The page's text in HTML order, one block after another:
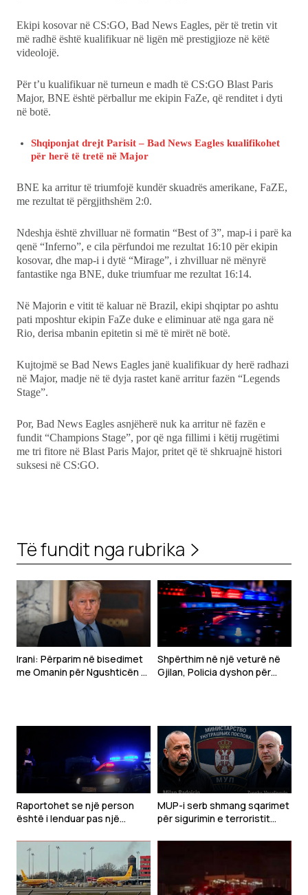
Ekipi kosovar në CS:GO, Bad News Eagles, për të tretin vit
më radhë është kualifikuar në ligën më prestigjioze në këtë
videolojë.
Për t’u kualifikuar në turneun e madh të CS:GO Blast Paris
Major, BNE është përballur me ekipin FaZe, që renditet i dyti
në botë.
Shqiponjat drejt Parisit – Bad News Eagles kualifikohet
për herë të tretë në Major
BNE ka arritur të triumfojë kundër skuadrës amerikane, FaZE,
me rezultat të përgjithshëm 2:0.
Ndeshja është zhvilluar në formatin “Best of 3”, map-i i parë ka
qenë “Inferno”, e cila përfundoi me rezultat 16:10 për ekipin
kosovar, dhe map-i i dytë “Mirage”, i zhvilluar në mënyrë
fantastike nga BNE, duke triumfuar me rezultat 16:14.
Në Majorin e vitit të kaluar në Brazil, ekipi shqiptar po ashtu
pati mposhtur ekipin FaZe duke e eliminuar atë nga gara në
Rio, derisa mbanin epitetin si më të mirët në botë.
Kujtojmë se Bad News Eagles janë kualifikuar dy herë radhazi
në Major, madje në të dyja rastet kanë arritur fazën “Legends
Stage”.
Por, Bad News Eagles asnjëherë nuk ka arritur në fazën e
fundit “Champions Stage”, por që nga fillimi i këtij rrugëtimi
me tri fitore në Blast Paris Major, pritet që të shkruajnë histori
suksesi në CS:GO.
Të fundit nga rubrika
Irani: Përparim në bisedimet
me Omanin për Ngushticën e
Shpërthim në një veturë në
Gjilan, Policia dyshon për
Raportohet se një person
është i lenduar pas një
Gjilan
MUP-i serb shmang sqarimet
për sigurimin e terroristit